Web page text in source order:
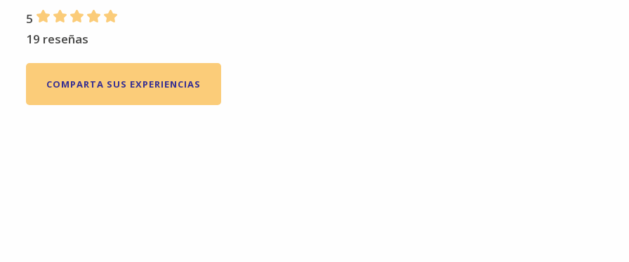
5
19 reseñas
COMPARTA SUS EXPERIENCIAS